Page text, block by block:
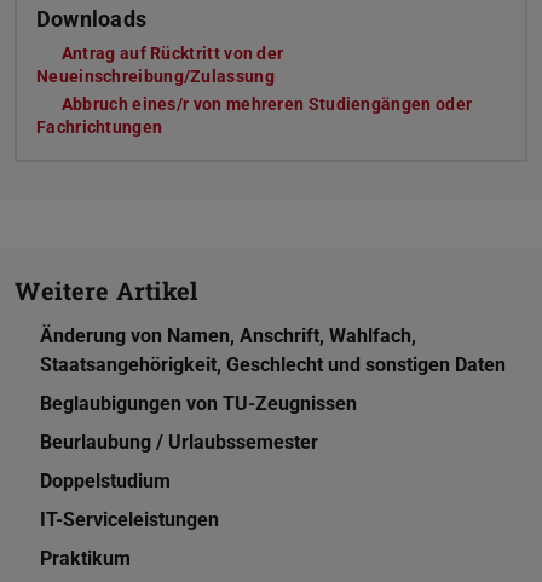
Downloads
Antrag auf Rücktritt von der
Neueinschreibung/Zulassung(PDF-Datei)
(wird in neuem Tab geöffnet)
Abbruch eines/r von mehreren Studiengängen oder
Fachrichtungen
Weitere Artikel
Änderung von Namen, Anschrift, Wahlfach,
Staatsangehörigkeit, Geschlecht und sonstigen Daten
Beglaubigungen von TU-Zeugnissen
Beurlaubung / Urlaubssemester
Doppelstudium
IT-Serviceleistungen
Praktikum